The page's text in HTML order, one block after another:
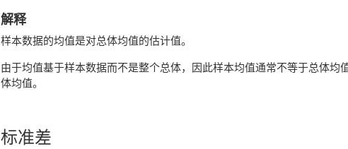
解释
样本数据的均值是对总体均值的估计值。
由于均值基于样本数据而不是整个总体，因此样本均值通常不等于总体均
体均值。
标准差